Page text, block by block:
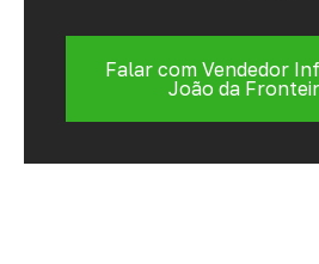
Falar com Vendedor
João da